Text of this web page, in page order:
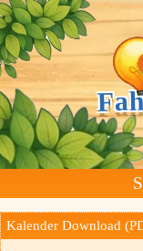
Kalender Download